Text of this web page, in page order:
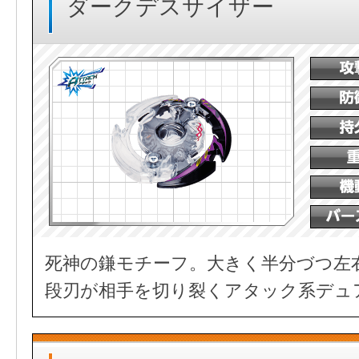
ダークデスサイザー
死神の鎌モチーフ。大きく半分づつ
段刃が相手を切り裂くアタック系デ